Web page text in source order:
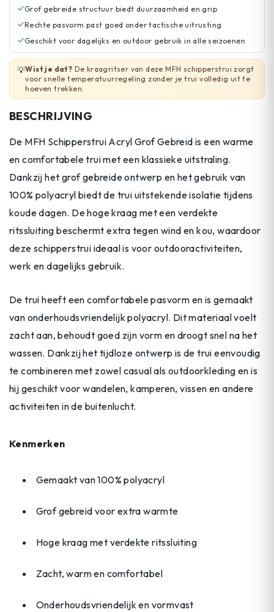
Grof gebreide structuur biedt duurzaamheid en grip
Rechte pasvorm past goed onder tactische uitrusting
Geschikt voor dagelijks en outdoor gebruik in alle seizoenen
💡Wist je dat? De kraagritser van deze MFH schipperstrui zorgt
voor snelle temperatuurregeling zonder je trui volledig uit te
hoeven trekken.
BESCHRIJVING
De MFH Schipperstrui Acryl Grof Gebreid is een warme
en comfortabele trui met een klassieke uitstraling.
Dankzij het grof gebreide ontwerp en het gebruik van
100% polyacryl biedt de trui uitstekende isolatie tijdens
koude dagen. De hoge kraag met een verdekte
ritssluiting beschermt extra tegen wind en kou, waardoor
deze schipperstrui ideaal is voor outdooractiviteiten,
werk en dagelijks gebruik.
De trui heeft een comfortabele pasvorm en is gemaakt
van onderhoudsvriendelijk polyacryl. Dit materiaal voelt
zacht aan, behoudt goed zijn vorm en droogt snel na het
wassen. Dankzij het tijdloze ontwerp is de trui eenvoudig
te combineren met zowel casual als outdoorkleding en is
hij geschikt voor wandelen, kamperen, vissen en andere
activiteiten in de buitenlucht.
Kenmerken
Gemaakt van 100% polyacryl
Grof gebreid voor extra warmte
Hoge kraag met verdekte ritssluiting
Zacht, warm en comfortabel
Onderhoudsvriendelijk en vormvast